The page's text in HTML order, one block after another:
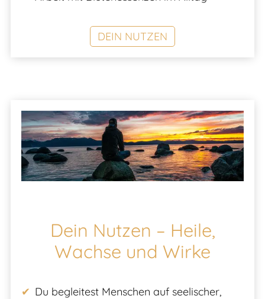
DEIN NUTZEN
Dein Nutzen – Heile,
Wachse und Wirke
Du begleitest Menschen auf seelischer,